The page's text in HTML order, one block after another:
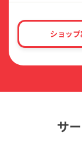
ショップ
サ